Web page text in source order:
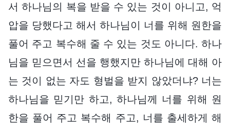
서 하나님의 복을 받을 수 있는 것이 아니고, 억
압을 당했다고 해서 하나님이 너를 위해 원한을
풀어 주고 복수해 줄 수 있는 것도 아니다. 하나
님을 믿으면서 선을 행했지만 하나님에 대해 아
는 것이 없는 자도 형벌을 받지 않았더냐? 너는
하나님을 믿기만 하고, 하나님께 너를 위해 원
한을 풀어 주고 복수해 주고, 너를 출세하게 해